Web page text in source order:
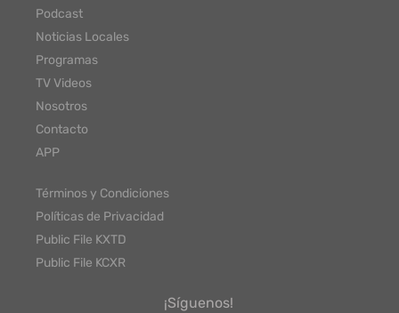
Podcast
Noticias Locales
Programas
TV Videos
Nosotros
Contacto
APP
Términos y Condiciones
Políticas de Privacidad
Public File KXTD
Public File KCXR
¡Síguenos!